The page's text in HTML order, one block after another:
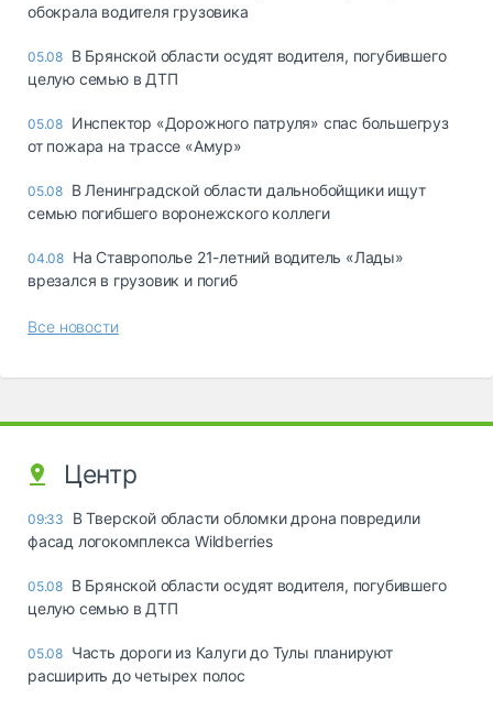
обокрала водителя грузовика
05.08 В Брянской области осудят водителя, погубившего
целую семью в ДТП
05.08 Инспектор «Дорожного патруля» спас большегруз
от пожара на трассе «Амур»
05.08 В Ленинградской области дальнобойщики ищут
семью погибшего воронежского коллеги
04.08 На Ставрополье 21-летний водитель «Лады»
врезался в грузовик и погиб
Все новости
Центр
09:33
В Тверской области обломки дрона повредили
фасад логокомплекса Wildberries
05.08 В Брянской области осудят водителя, погубившего
целую семью в ДТП
05.08 Часть дороги из Калуги до Тулы планируют
расширить до четырех полос